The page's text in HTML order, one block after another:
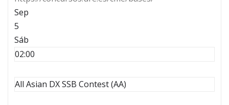
Sep
5
Sáb
02:00
All Asian DX SSB Contest (AA)